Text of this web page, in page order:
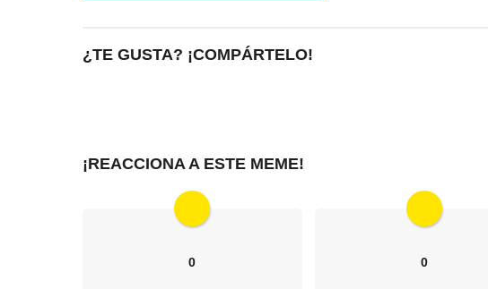
¿TE GUSTA? ¡COMPÁRTELO!
¡REACCIONA A ESTE MEME!
0 0